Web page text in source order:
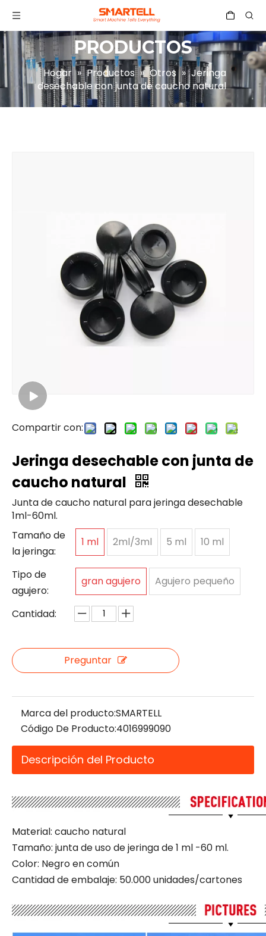
PRODUCTOS
Hogar » Productos » Otros » Jeringa
desechable con junta de caucho natural
Compartir con:
Jeringa desechable con junta de
caucho natural
Junta de caucho natural para jeringa desechable
1ml-60ml.
Tamaño de
la jeringa:
1 ml 2ml/3ml 5 ml 10 ml
Tipo de
agujero:
gran agujero Agujero pequeño
Cantidad:
Preguntar
Marca del producto:SMARTELL
Código De Producto:4016999090
Descripción del Producto
Material: caucho natural
Tamaño: junta de uso de jeringa de 1 ml -60 ml.
Color: Negro en común
Cantidad de embalaje: 50.000 unidades/cartones